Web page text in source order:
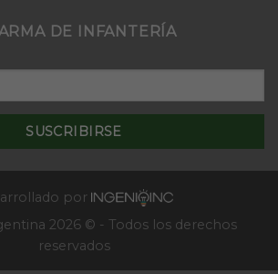
Aplicativas
terreno
cursos
de
Escuela
de
DE INFANTERÍA
por
2026 © - Todos los derechos
reservados